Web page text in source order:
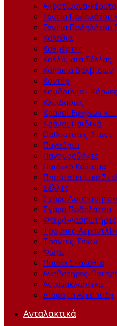
Ακροτίμονα-κέρατα
Γάντια Ποδηλάτου
Γάντια Ποδηλάτου
Καλάθια
Καθρέφτες
Καλλύματα Σέλλας
Καπάκια Βαλβίδων
Kοντέρ
Κουδούνια - Κόρνες
Κλειδαριές
Κράνοι Εφήβων
Κράνοι Παιδικά
Ορθοστάτες-Στάντ
Παγούρια
Παγουροθήκες
Παιδικό Κάθισμα
Προστατευτικά
Σέλλες
Σχάρα Αυτοκινήτου
Σχάρα Ποδηλάτου
Φτερά-Λασπωτήρες
Τρόμπες-
Τσάντες-Σάκοι
Φώτα
Παιδικά καλάθια
Αναβατήρες-
Αντανακλαστικά
Διάφορα Αξεσουάρ
Ανταλακτικά